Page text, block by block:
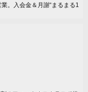
。入会金＆月謝“まるまる1